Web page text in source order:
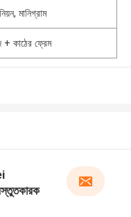
মানিগ্রাম
কাঠের ফ্রেম